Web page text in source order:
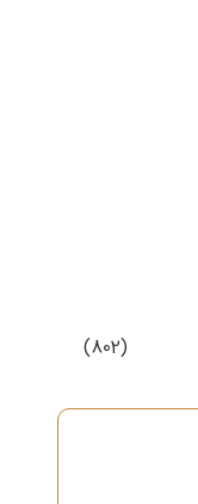
(802)